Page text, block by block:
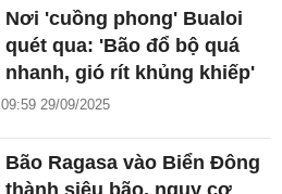
Nơi 'cuồng phong' Bualoi
quét qua: 'Bão đổ bộ quá
nhanh, gió rít khủng khiếp'
09:59 29/09/2025
Bão Ragasa vào Biển Đông